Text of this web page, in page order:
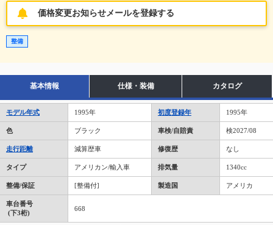
価格変更お知らせメールを登録する
整備
基本情報 仕様・装備 カタログ
モデル年式 1995年 初度登録年 1995年
色 ブラック 車検/自賠責 検2027/08
走行距離 減算歴車 修復歴 なし
タイプ アメリカン/輸入車 排気量 1340cc
整備/保証 [整備付] 製造国 アメリカ
車台番号
(下3桁)
668